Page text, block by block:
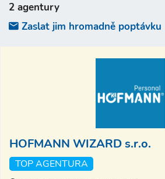
2 agentury
Zaslat jim hromadně poptávku
HOFMANN WIZARD s.r.o.
TOP AGENTURA